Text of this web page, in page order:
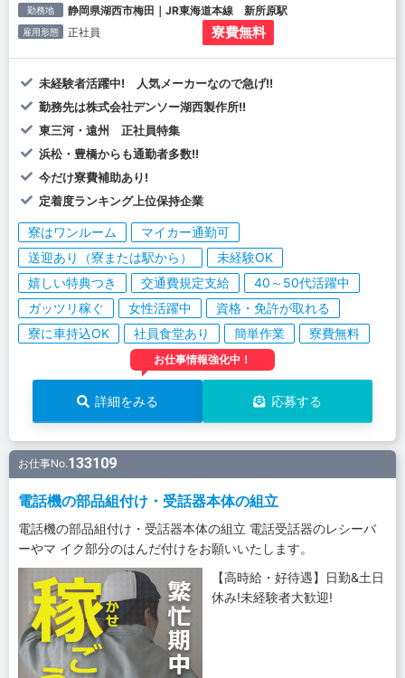
勤務地 静岡県湖西市梅田｜JR東海道本線 新所原駅
雇用形態 正社員 寮費無料
未経験者活躍中! 人気メーカーなので急げ!!
勤務先は株式会社デンソー湖西製作所!!
東三河・遠州 正社員特集
浜松・豊橋からも通勤者多数!!
今だけ寮費補助あり!
定着度ランキング上位保持企業
寮はワンルーム
マイカー通勤可
送迎あり（寮または駅から）
未経験OK
嬉しい特典つき
交通費規定支給
40～50代活躍中
ガッツリ稼ぐ
女性活躍中
資格・免許が取れる
寮に車持込OK
社員食堂あり 簡単作業 寮費無料
お仕事情報強化中！
詳細をみる 応募する
お仕事No.133109
電話機の部品組付け・受話器本体の組立
電話機の部品組付け・受話器本体の組立 電話受話器のレシーバ
ーやマ イク部分のはんだ付けをお願いいたします。
【高時給・好待遇】日勤&土日
休み!未経験者大歓迎!